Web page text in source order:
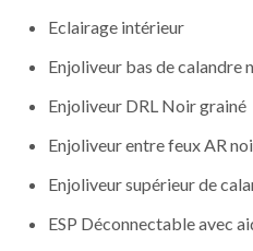
Eclairage intérieur
Enjoliveur bas de calandre
Enjoliveur DRL Noir grainé
Enjoliveur entre feux AR
Enjoliveur supérieur de
ESP Déconnectable avec